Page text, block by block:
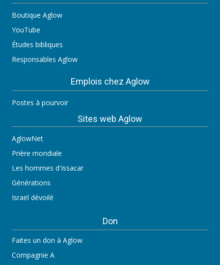
Boutique Aglow
YouTube
Études bibliques
Responsables Aglow
Emplois chez Aglow
Postes à pourvoir
Sites web Aglow
AglowNet
Prière mondiale
Les hommes d'Issacar
Générations
Israël dévoilé
Don
Faites un don à Aglow
Compagnie A